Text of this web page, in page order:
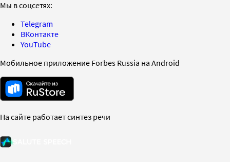
Мы в соцсетях:
Telegram
ВКонтакте
YouTube
Мобильное приложение Forbes Russia на Android
На сайте работает синтез речи